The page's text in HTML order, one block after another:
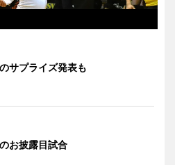
サプライズ発表も
お披露目試合